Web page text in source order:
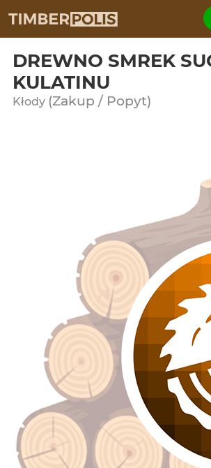
DREWNO SMREK
KULATINU
Kłody (Zakup / Popyt)